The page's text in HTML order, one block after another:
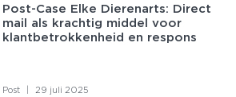
Post-Case Elke Dierenarts: Direct
mail als krachtig middel voor
klantbetrokkenheid en respons
Post | 29 juli 2025